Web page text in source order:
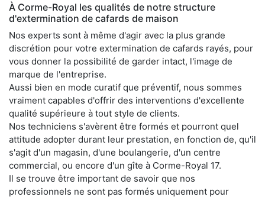
À Corme-Royal les qualités de notre structure
d'extermination de cafards de maison
Nos experts sont à même d'agir avec la plus grande
discrétion pour votre extermination de cafards rayés, pour
vous donner la possibilité de garder intact, l'image de
marque de l'entreprise.
Aussi bien en mode curatif que préventif, nous sommes
vraiment capables d'offrir des interventions d'excellente
qualité supérieure à tout style de clients.
Nos techniciens s'avèrent être formés et pourront quel
attitude adopter durant leur prestation, en fonction de, qu'il
s'agit d'un magasin, d'une boulangerie, d'un centre
commercial, ou encore d'un gîte à Corme-Royal 17.
Il se trouve être important de savoir que nos
professionnels ne sont pas formés uniquement pour